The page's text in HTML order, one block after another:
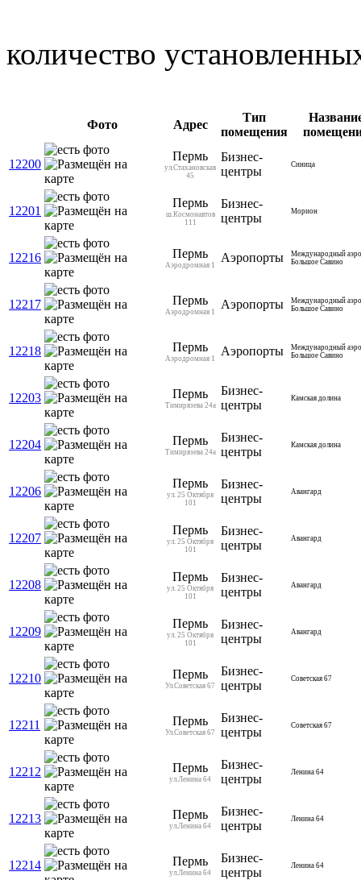
количество
Фото Адрес
Тип
помещения
12200
Пермь
ул.Стахановская
45
Бизнес-
центры
Синица
12201
Пермь
ш.Космонавтов
111
Бизнес-
центры
Морион
12216 Пермь
Аэродромная 1
Аэропорты
Международный
Большое Савино
12217 Пермь
Аэродромная 1
Аэропорты
Международный
Большое Савино
12218 Пермь
Аэродромная 1
Аэропорты
Международный
Большое Савино
12203 Пермь
Тимирязева 24а
Бизнес-
центры
Камская долина
12204 Пермь
Тимирязева 24а
Бизнес-
центры
Камская долина
12206
Пермь
ул. 25 Октября
101
Бизнес-
центры
Авангард
12207
Пермь
ул. 25 Октября
101
Бизнес-
центры
Авангард
12208
Пермь
ул. 25 Октября
101
Бизнес-
центры
Авангард
12209
Пермь
ул. 25 Октября
101
Бизнес-
центры
Авангард
12210 Пермь
Ул.Советская 67
Бизнес-
центры
Советская 67
12211 Пермь
Ул.Советская 67
Бизнес-
центры
Советская 67
12212 Пермь
ул.Ленина 64
Бизнес-
центры
Ленина 64
12213 Пермь
ул.Ленина 64
Бизнес-
центры
Ленина 64
12214 Пермь
ул.Ленина 64
Бизнес-
центры
Ленина 64